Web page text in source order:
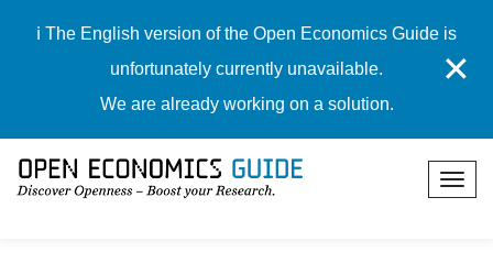
ℹ️ The English version of the Open Economics Guide is
unfortunately currently unavailable.
We are already working on a solution.
✕